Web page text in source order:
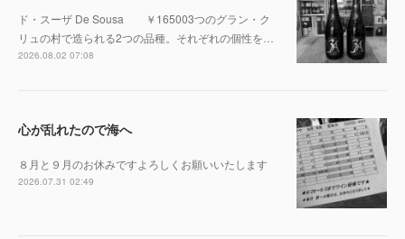
ド・スーザ De Sousa ￥165003つのグラン・ク
リュの村で造られる2つの品種。それぞれの個性を…
2026.08.02 07:08
心が乱れたので海へ
８月と９月のお休みですよろしくお願いいたします
2026.07.31 02:49